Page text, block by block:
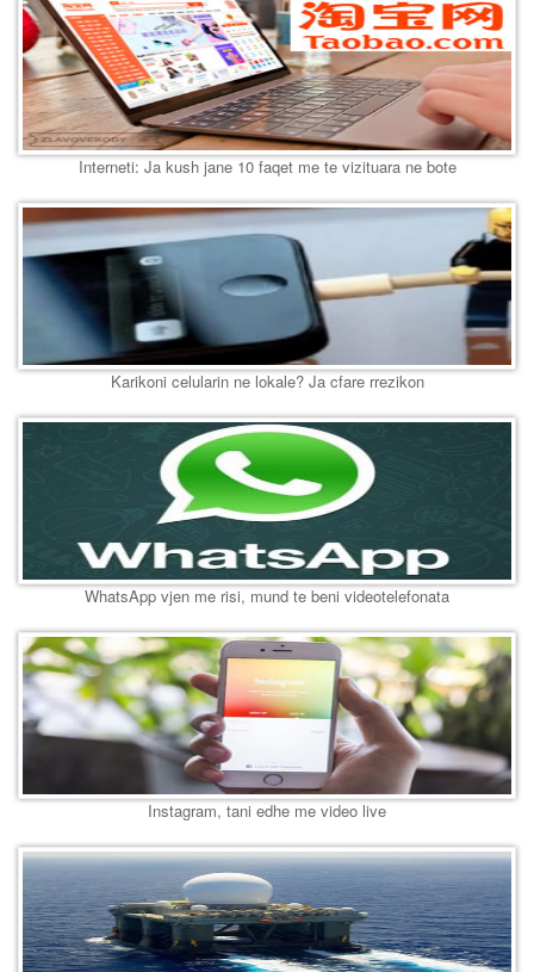
Interneti: Ja kush jane 10 faqet me te vizituara ne bote
Karikoni celularin ne lokale? Ja cfare rrezikon
WhatsApp vjen me risi, mund te beni videotelefonata
Instagram, tani edhe me video live